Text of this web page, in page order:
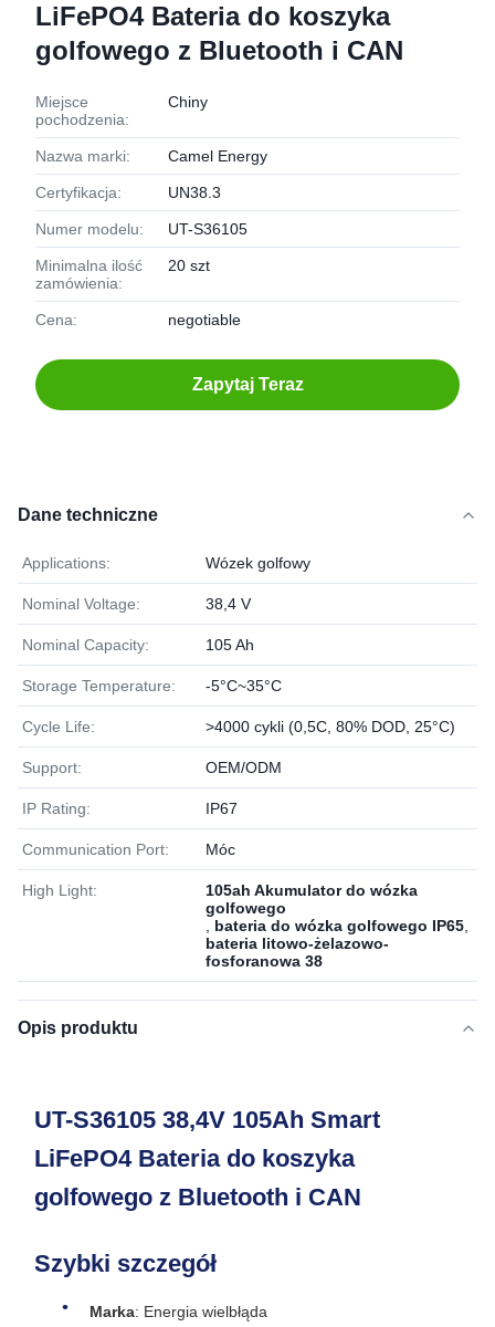
LiFePO4 Bateria do koszyka
golfowego z Bluetooth i CAN
Miejsce
pochodzenia:
Chiny
Nazwa marki: Camel Energy
Certyfikacja: UN38.3
Numer modelu: UT-S36105
Minimalna ilość
zamówienia:
20 szt
Cena: negotiable
Zapytaj Teraz
Dane techniczne
Applications: Wózek golfowy
Nominal Voltage: 38,4 V
Nominal Capacity: 105 Ah
Storage Temperature: -5°C~35°C
Cycle Life: >4000 cykli (0,5C, 80% DOD, 25°C)
Support: OEM/ODM
IP Rating: IP67
Communication Port: Móc
High Light:
105ah Akumulator do wózka
golfowego
bateria do wózka golfowego IP65
bateria litowo-żelazowo-
fosforanowa 38
Opis produktu
UT-S36105 38,4V 105Ah Smart
LiFePO4 Bateria do koszyka
golfowego z Bluetooth i CAN
Szybki szczegół
Marka: Energia wielbłąda